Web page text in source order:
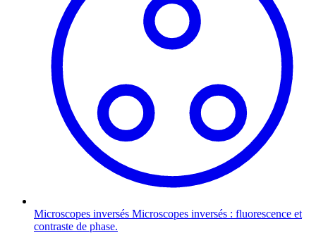
Microscopes inversés Microscopes inversés : fluorescence et
contraste de phase.